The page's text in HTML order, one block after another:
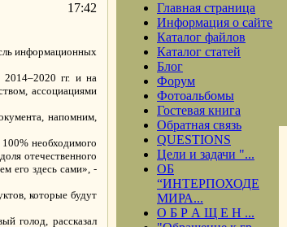
17:42
информационных
2014–2020 гг. и на
ассоциациями
напомним,
необходимого
отечественного
его здесь сами», -
которые будут
голод, рассказал
Главная страница
Информация о сайте
Каталог файлов
Каталог статей
Блог
Форум
Фотоальбомы
Гостевая книга
Обратная связь
QUESTIONS
Цели и задачи "...
ОБ
“ИНТЕРПОХОДЕ
МИРА...
О Б Р А Щ Е Н ...